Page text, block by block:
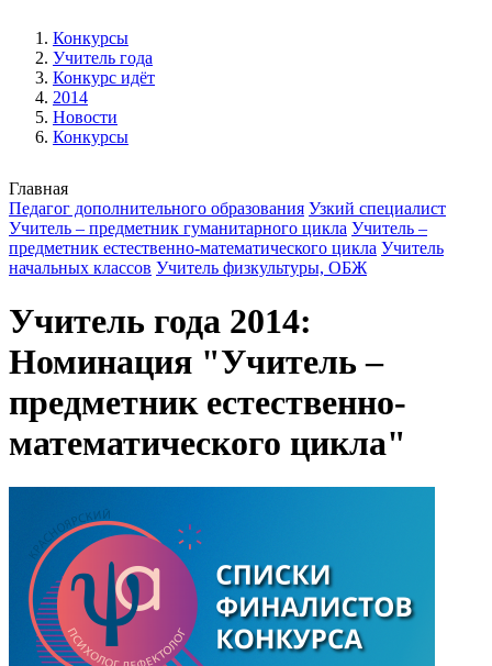
Конкурсы
Учитель года
Конкурс идёт
2014
Новости
Конкурсы
Главная
Педагог дополнительного образования Узкий специалист
Учитель – предметник гуманитарного цикла Учитель –
предметник естественно-математического цикла Учитель
начальных классов Учитель физкультуры, ОБЖ
Учитель года 2014:
Номинация "Учитель –
предметник естественно-
математического цикла"